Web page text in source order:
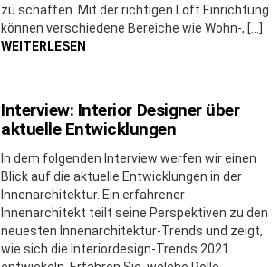
zu schaffen. Mit der richtigen Loft Einrichtung
können verschiedene Bereiche wie Wohn-, […]
WEITERLESEN
Interview: Interior Designer über
aktuelle Entwicklungen
In dem folgenden Interview werfen wir einen
Blick auf die aktuelle Entwicklungen in der
Innenarchitektur. Ein erfahrener
Innenarchitekt teilt seine Perspektiven zu den
neuesten Innenarchitektur-Trends und zeigt,
wie sich die Interiordesign-Trends 2021